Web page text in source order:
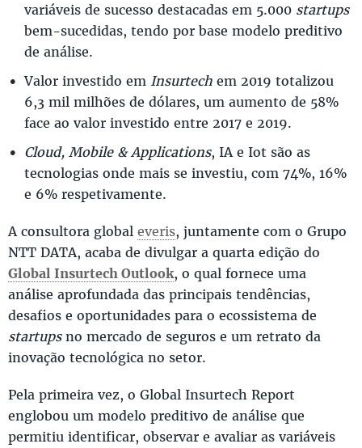
variáveis de sucesso destacadas em 5.000 startups
bem-sucedidas, tendo por base modelo preditivo
de análise.
Valor investido em Insurtech em 2019 totalizou
6,3 mil milhões de dólares, um aumento de 58%
face ao valor investido entre 2017 e 2019.
Cloud, Mobile & Applications, IA e Iot são as
tecnologias onde mais se investiu, com 74%, 16%
e 6% respetivamente.
A consultora global everis, juntamente com o Grupo
NTT DATA, acaba de divulgar a quarta edição do
Global Insurtech Outlook, o qual fornece uma
análise aprofundada das principais tendências,
desafios e oportunidades para o ecossistema de
startupsno mercado de seguros e um retrato da
inovação tecnológica no setor.
Pela primeira vez, o Global Insurtech Report
englobou um modelo preditivo de análise que
permitiu identificar, observar e avaliar as variáveis